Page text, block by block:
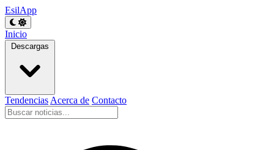
EsilApp
Inicio
Descargas
Tendencias Acerca de Contacto